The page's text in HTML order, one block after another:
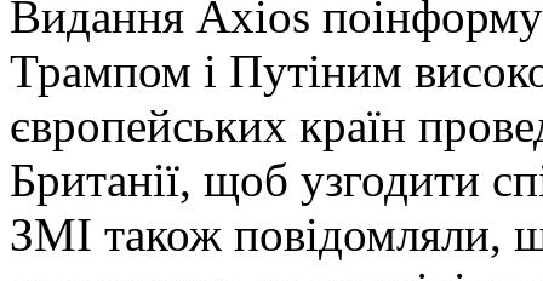
Видання Axios
Трампом і Путіним
європейських країн
Британії, щоб узгодити
ЗМІ також повідомляли,